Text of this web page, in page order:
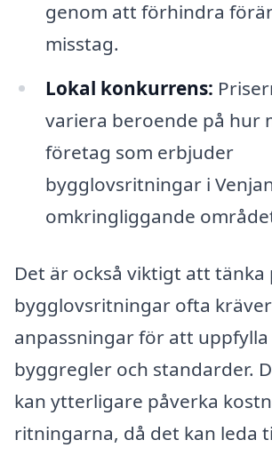
genom att förhindra
misstag.
Lokal konkurrens:
variera beroende på hur
företag som erbjuder
bygglovsritningar i
omkringliggande
Det är också viktigt att tänka
bygglovsritningar ofta
anpassningar för att uppfylla
byggregler och standarder.
kan ytterligare påverka
ritningarna, då det kan leda